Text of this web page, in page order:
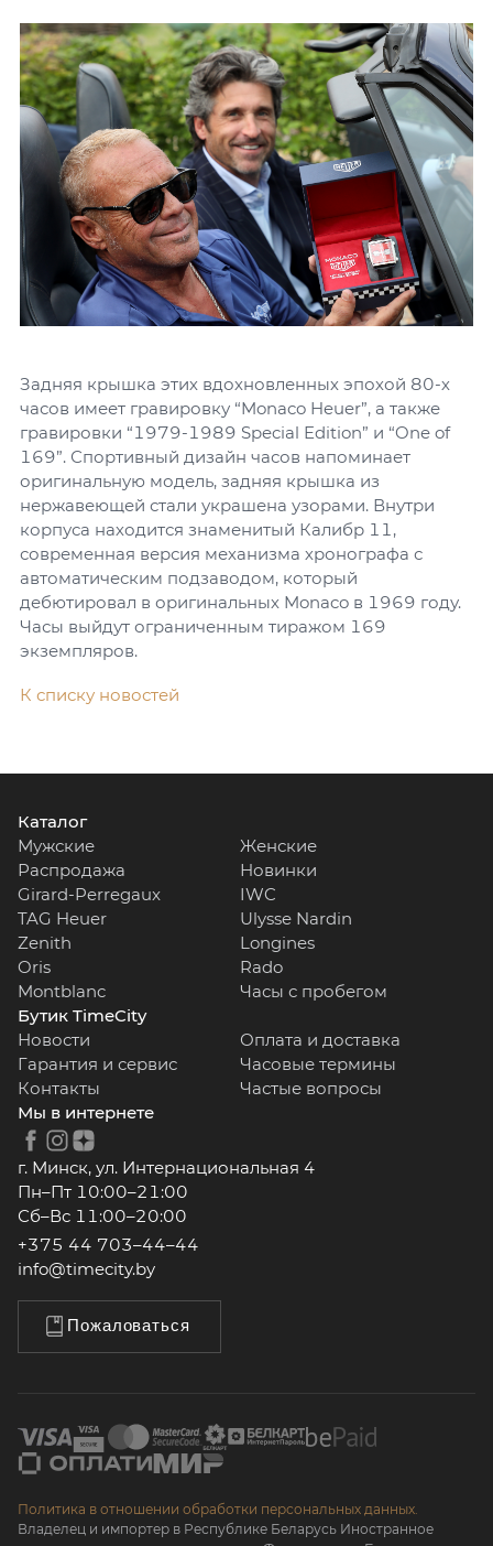
Задняя крышка этих вдохновленных эпохой 80-х
часов имеет гравировку “Monaco Heuer”, а также
гравировки “1979-1989 Special Edition” и “One of
169”. Спортивный дизайн часов напоминает
оригинальную модель, задняя крышка из
нержавеющей стали украшена узорами. Внутри
корпуса находится знаменитый Калибр 11,
современная версия механизма хронографа с
автоматическим подзаводом, который
дебютировал в оригинальных Monaco в 1969 году.
Часы выйдут ограниченным тиражом 169
экземпляров.
К списку новостей
Каталог
Мужские
Женские
Распродажа
Новинки
Girard-Perregaux
IWC
TAG Heuer
Ulysse Nardin
Zenith
Longines
Oris
Rado
Montblanc
Часы с пробегом
Бутик TimeCity
Новости
Оплата и доставка
Гарантия и сервис
Часовые термины
Контакты
Частые вопросы
Мы в интернете
г. Минск, ул. Интернациональная 4
Пн–Пт 10:00–21:00
Сб–Вс 11:00–20:00
+375 44 703–44–44
info@timecity.by
Пожаловаться
Политика в отношении обработки персональных данных.
Владелец и импортер в Республике Беларусь Иностранное